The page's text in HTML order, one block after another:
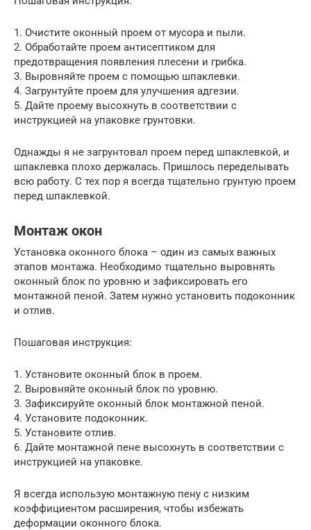
1. Очистите оконный проем от мусора и пыли.
2. Обработайте проем антисептиком для
предотвращения появления плесени и грибка.
3. Выровняйте проем с помощью шпаклевки.
4. Загрунтуйте проем для улучшения адгезии.
5. Дайте проему высохнуть в соответствии с
инструкцией на упаковке грунтовки.
Однажды я не загрунтовал проем перед шпаклевкой, и
шпаклевка плохо держалась. Пришлось переделывать
всю работу. С тех пор я всегда тщательно грунтую проем
перед шпаклевкой.
Монтаж окон
Установка оконного блока – один из самых важных
этапов монтажа. Необходимо тщательно выровнять
оконный блок по уровню и зафиксировать его
монтажной пеной. Затем нужно установить подоконник
и отлив.
Пошаговая инструкция:
1. Установите оконный блок в проем.
2. Выровняйте оконный блок по уровню.
3. Зафиксируйте оконный блок монтажной пеной.
4. Установите подоконник.
5. Установите отлив.
6. Дайте монтажной пене высохнуть в соответствии с
инструкцией на упаковке.
Я всегда использую монтажную пену с низким
коэффициентом расширения, чтобы избежать
деформации оконного блока.